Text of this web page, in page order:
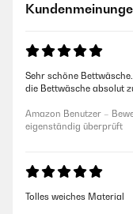
Sehr schöne
die Bettwäsche absolut
Amazon Benutzer –
eigenständig überprüft
Tolles weiches Material